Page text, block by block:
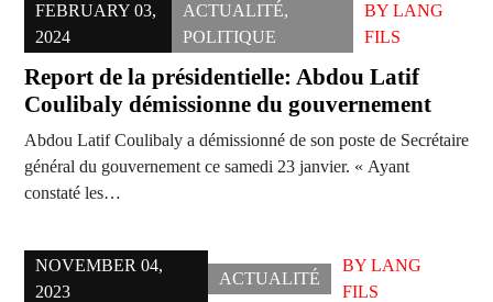
FEBRUARY 03,
2024
ACTUALITÉ,
POLITIQUE
BY LANG
FILS
Report de la présidentielle: Abdou Latif
Coulibaly démissionne du gouvernement
Abdou Latif Coulibaly a démissionné de son poste de Secrétaire
général du gouvernement ce samedi 23 janvier. « Ayant
constaté les…
NOVEMBER 04,
2023
ACTUALITÉ
BY LANG
FILS